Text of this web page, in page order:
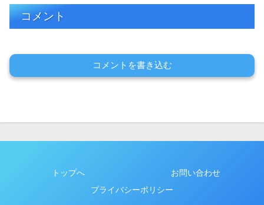
コメント
コメントを書き込む
トップへ
お問い合わせ
プライバシーポリシー